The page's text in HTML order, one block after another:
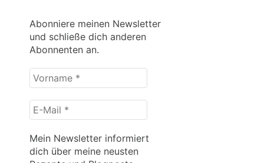
Abonniere meinen Newsletter
und schließe dich anderen
Abonnenten an.
Vorname
*
E-
Mail
Mein Newsletter informiert
dich über meine neusten